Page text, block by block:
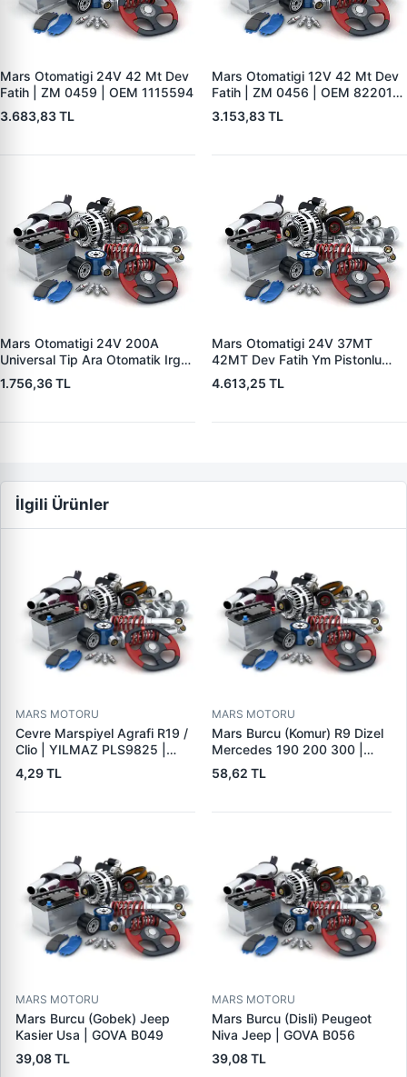
Mars Otomatigi 24V 42 Mt Dev
Fatih | ZM 0459 | OEM 1115594
3.683,83 TL
Mars Otomatigi 12V 42 Mt Dev
Fatih | ZM 0456 | OEM 82201-
5004 V1117553
2132X10456393
3.153,83 TL
Mars Otomatigi 24V 200A
Universal Tip Ara Otomatik Irgat
| ZM 0404
1.756,36 TL
Mars Otomatigi 24V 37MT
42MT Dev Fatih Ym Pistonlu
Bmc Profesyonel Catterpiller Is
Makinasi | ZM 0361 | OEM
4.613,25 TL
İlgili Ürünler
MARS MOTORU
Cevre Marspiyel Agrafi R19 /
Clio | YILMAZ PLS9825 |
OEM 7703077256
4,29 TL
MARS MOTORU
Mars Burcu (Komur) R9 Dizel
Mercedes 190 200 300 |
GOVA B047
58,62 TL
MARS MOTORU
Mars Burcu (Gobek) Jeep
Kasier Usa | GOVA B049
39,08 TL
MARS MOTORU
Mars Burcu (Disli) Peugeot
Niva Jeep | GOVA B056
39,08 TL